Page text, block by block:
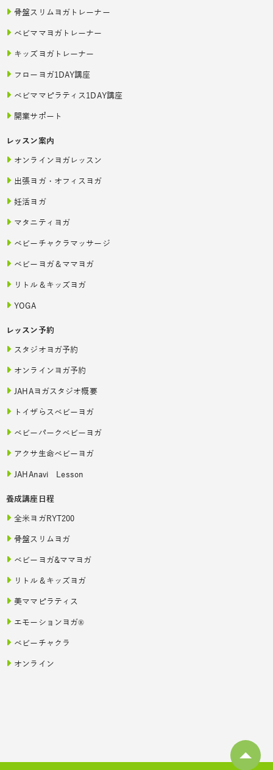
骨盤スリムヨガトレーナー
ベビママヨガトレーナー
キッズヨガトレーナー
フローヨガ1DAY講座
ベビママピラティス1DAY講座
開業サポート
レッスン案内
オンラインヨガレッスン
出張ヨガ・オフィスヨガ
妊活ヨガ
マタニティヨガ
ベビーチャクラマッサージ
ベビーヨガ＆ママヨガ
リトル＆キッズヨガ
YOGA
レッスン予約
スタジオヨガ予約
オンラインヨガ予約
JAHAヨガスタジオ概要
トイザらスベビーヨガ
ベビーパークベビーヨガ
アクサ生命ベビーヨガ
JAHAnavi Lesson
養成講座日程
全米ヨガRYT200
骨盤スリムヨガ
ベビーヨガ&ママヨガ
リトル＆キッズヨガ
美ママピラティス
エモーションヨガ®
ベビーチャクラ
オンライン